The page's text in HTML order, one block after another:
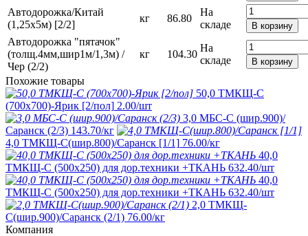
Автодорожка/Китай
(1,25х5м) [2/2]
кг 86.80
На
складе
В корзину
Автодорожка "пятачок"
(толщ.4мм,шир1м/1,3м) /
Чер (2/2)
кг 104.30
На
складе
В корзину
Похожие товары
50,0 ТМКЩ-С
(700х700)-Ярик [2/пол] 2.00/шт
3,0 МБС-С (шир.900)/
Саранск (2/3) 143.70/кг
4,0 ТМКЩ-С(шир.800)/Саранск [1/1] 76.00/кг
40,0
ТМКЩ-С (500х250) для дор.техники +ТКАНЬ 632.40/шт
40,0
ТМКЩ-С (500х250) для дор.техники +ТКАНЬ 632.40/шт
2,0 ТМКЩ-
С(шир.900)/Саранск (2/1) 76.00/кг
Компания